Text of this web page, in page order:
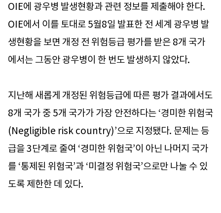
OIE에 광우병 발생현황과 관련 정보를 제출해야 한다.
OIE에서 이를 토대로 5월8일 발표한 전 세계 광우병 발
생현황을 보면 개정 전 위험등급 평가를 받은 8개 국가
에서는 그동안 광우병이 한 번도 발생하지 않았다.
지난해 새롭게 개정된 위험등급에 따른 평가 결과에서도
8개 국가 중 5개 국가가 가장 안전하다는 ‘경미한 위험국
(Negligible risk country)’으로 지정됐다. 문제는 등
급을 3단계로 줄여 ‘경미한 위험국’이 아닌 나머지 국가
를 ‘통제된 위험국’과 ‘미결정 위험국’으로만 나눌 수 있
도록 제한한 데 있다.